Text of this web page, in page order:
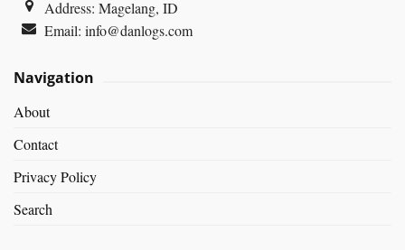
Address: Magelang, ID
Email:info@danlogs.com
Navigation
About
Contact
Privacy Policy
Search